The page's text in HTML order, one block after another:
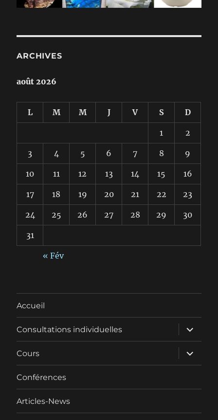
ARCHIVES
août 2026
L M M J V S D
1 2
3 4 5 6 7 8 9
10 11 12 13 14 15 16
17 18 19 20 21 22 23
24 25 26 27 28 29 30
31
« Fév
Accueil
Consultations individuelles
ouvrir
le
sous-
menu
Cours
ouvrir
le
sous-
Conférences
Articles-News